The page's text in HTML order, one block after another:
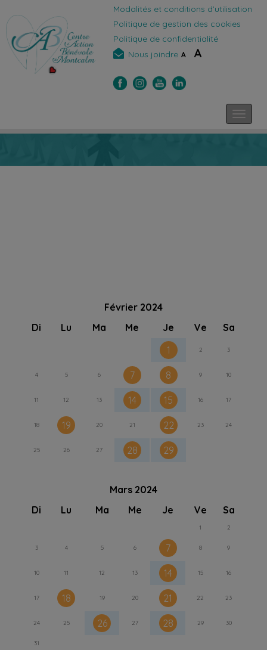
Modalités et conditions d’utilisation
Politique de gestion des cookies
Politique de confidentialité
Nous joindre A A
Février 2024
Di
Lu Ma Me Je Ve
Sa
1
2 3
4 5 6 7 8 9 10
11 12 13 14 15 16 17
18 19 20 21 22 23 24
25 26 27 28 29
Mars 2024
Di
Lu Ma Me Je Ve Sa
1 2
3 4 5 6 7 8 9
10 11 12 13 14 15 16
17 18 19 20 21 22 23
24 25 26 27 28 29 30
31